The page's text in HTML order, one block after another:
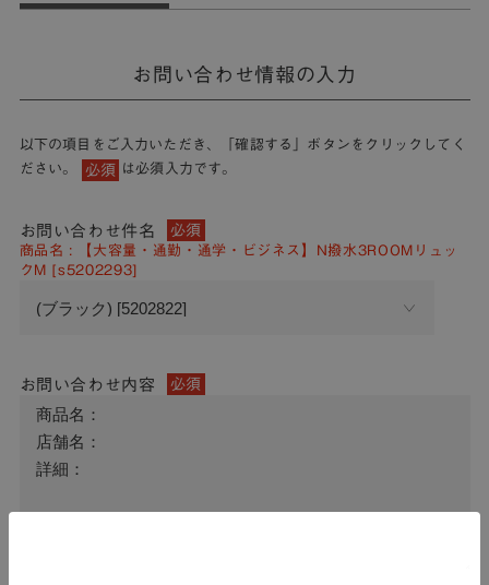
お問い合わせ情報の入力
以下の項目をご入力いただき、「確認する」ボタンをクリックしてく
ださい。
必須 は必須入力です。
お問い合わせ件名 必須
商品名 : 【大容量・通勤・通学・ビジネス】N撥水3ROOMリュッ
クM [s5202293]
お問い合わせ内容 必須